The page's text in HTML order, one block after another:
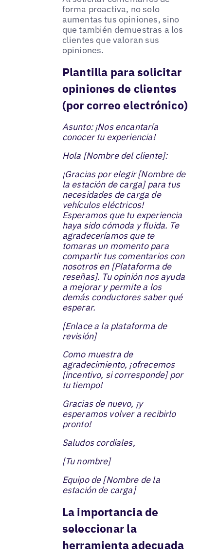
forma proactiva, no solo
aumentas tus opiniones, sino
que también demuestras a los
clientes que valoran sus
opiniones.
Plantilla para solicitar
opiniones de clientes
(por correo electrónico)
Asunto: ¡Nos encantaría
conocer tu experiencia!
Hola [Nombre del cliente]:
¡Gracias por elegir [Nombre de
la estación de carga] para tus
necesidades de carga de
vehículos eléctricos!
Esperamos que tu experiencia
haya sido cómoda y fluida. Te
agradeceríamos que te
tomaras un momento para
compartir tus comentarios con
nosotros en [Plataforma de
reseñas]. Tu opinión nos ayuda
a mejorar y permite a los
demás conductores saber qué
esperar.
[Enlace a la plataforma de
revisión]
Como muestra de
agradecimiento, ¡ofrecemos
[incentivo, si corresponde] por
tu tiempo!
Gracias de nuevo, ¡y
esperamos volver a recibirlo
pronto!
Saludos cordiales,
[Tu nombre]
Equipo de [Nombre de la
estación de carga]
La importancia de
seleccionar la
herramienta adecuada